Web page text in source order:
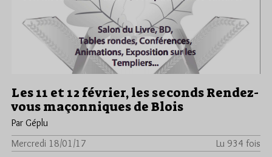
Les 11 et 12 février, les seconds Rendez-
vous maçonniques de Blois
Par Géplu
Mercredi 18/01/17
Lu 934 fois